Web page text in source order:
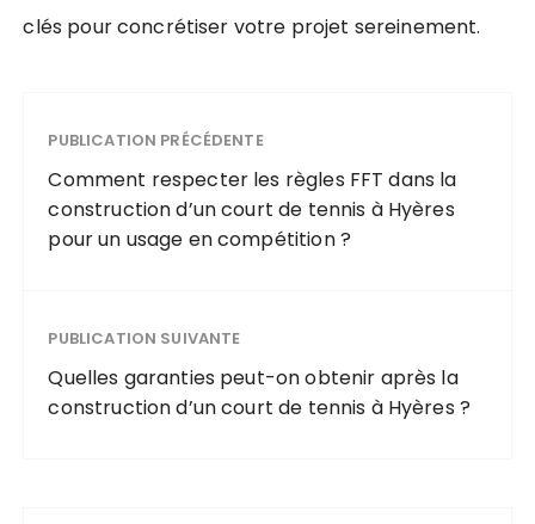
clés pour concrétiser votre projet sereinement.
PUBLICATION PRÉCÉDENTE
Comment respecter les règles FFT dans la
construction d’un court de tennis à Hyères
pour un usage en compétition ?
PUBLICATION SUIVANTE
Quelles garanties peut-on obtenir après la
construction d’un court de tennis à Hyères ?